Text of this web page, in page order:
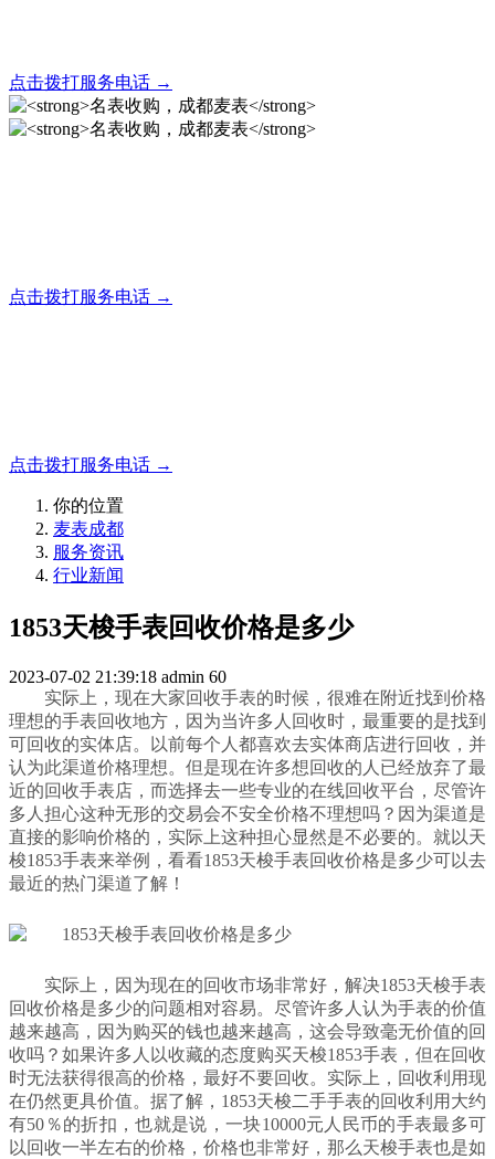
点击拨打服务电话 →
点击拨打服务电话 →
点击拨打服务电话 →
你的位置
麦表成都
服务资讯
行业新闻
1853天梭手表回收价格是多少
2023-07-02 21:39:18 admin 60
实际上，现在大家回收手表的时候，很难在附近找到价格
理想的手表回收地方，因为当许多人回收时，最重要的是找到
可回收的实体店。以前每个人都喜欢去实体商店进行回收，并
认为此渠道价格理想。但是现在许多想回收的人已经放弃了最
近的回收手表店，而选择去一些专业的在线回收平台，尽管许
多人担心这种无形的交易会不安全价格不理想吗？因为渠道是
直接的影响价格的，实际上这种担心显然是不必要的。就以天
梭1853手表来举例，看看1853天梭手表回收价格是多少可以去
最近的热门渠道了解！
实际上，因为现在的回收市场非常好，解决1853天梭手表
回收价格是多少的问题相对容易。尽管许多人认为手表的价值
越来越高，因为购买的钱也越来越高，这会导致毫无价值的回
收吗？如果许多人以收藏的态度购买天梭1853手表，但在回收
时无法获得很高的价格，最好不要回收。实际上，回收利用现
在仍然更具价值。据了解，1853天梭二手手表的回收利用大约
有50％的折扣，也就是说，一块10000元人民币的手表最多可
以回收一半左右的价格，价格也非常好，那么天梭手表也是如